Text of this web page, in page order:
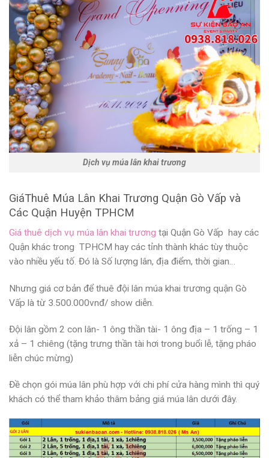
Dịch vụ múa lân khai trương
GiáThuê Múa Lân Khai Trương Quận Gò Vấp và
Các Quận Huyện TPHCM
Giá thuê dịch vụ múa lân khai trương tại Quận Gò Vấp hay các
Quận khác trong TPHCM hay các tỉnh thành khác tùy thuộc
vào nhiều yếu tố. Đó là Số lượng lân, địa điểm, thời gian…
Nhưng giá cơ bản để thuê đội lân múa khai trương quận Gò
Vấp là từ 3.500.000vnđ/ show diễn.
Đội lân gồm 2 con lân- 1 ông thần tài- 1 ông địa – 1 trống – 1
xả – 1 chiêng (tặng trưng thần tài hơi trong buổi lễ, tặng pháo
liễn chúc mừng)
Đề chọn gói múa lân phù hợp với chi phí cửa hàng mình thì quý
khách có thể tham khảo thâm bảng giá múa lân dưới đây.